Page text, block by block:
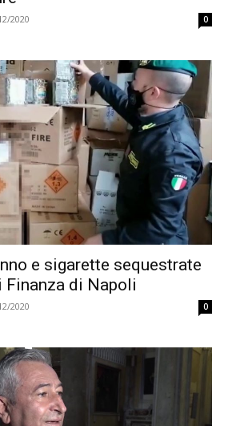
2020 0
e sigarette sequestrate
Finanza di Napoli
2020 0